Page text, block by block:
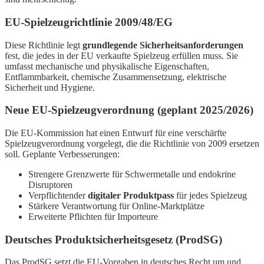
EU-Spielzeugrichtlinie 2009/48/EG
Diese Richtlinie legt grundlegende Sicherheitsanforderungen
fest, die jedes in der EU verkaufte Spielzeug erfüllen muss. Sie
umfasst mechanische und physikalische Eigenschaften,
Entflammbarkeit, chemische Zusammensetzung, elektrische
Sicherheit und Hygiene.
Neue EU-Spielzeugverordnung (geplant 2025/2026)
Die EU-Kommission hat einen Entwurf für eine verschärfte
Spielzeugverordnung vorgelegt, die die Richtlinie von 2009 ersetzen
soll. Geplante Verbesserungen:
Strengere Grenzwerte für Schwermetalle und endokrine
Disruptoren
Verpflichtenderdigitaler Produktpass für jedes Spielzeug
Stärkere Verantwortung für Online-Marktplätze
Erweiterte Pflichten für Importeure
Deutsches Produktsicherheitsgesetz (ProdSG)